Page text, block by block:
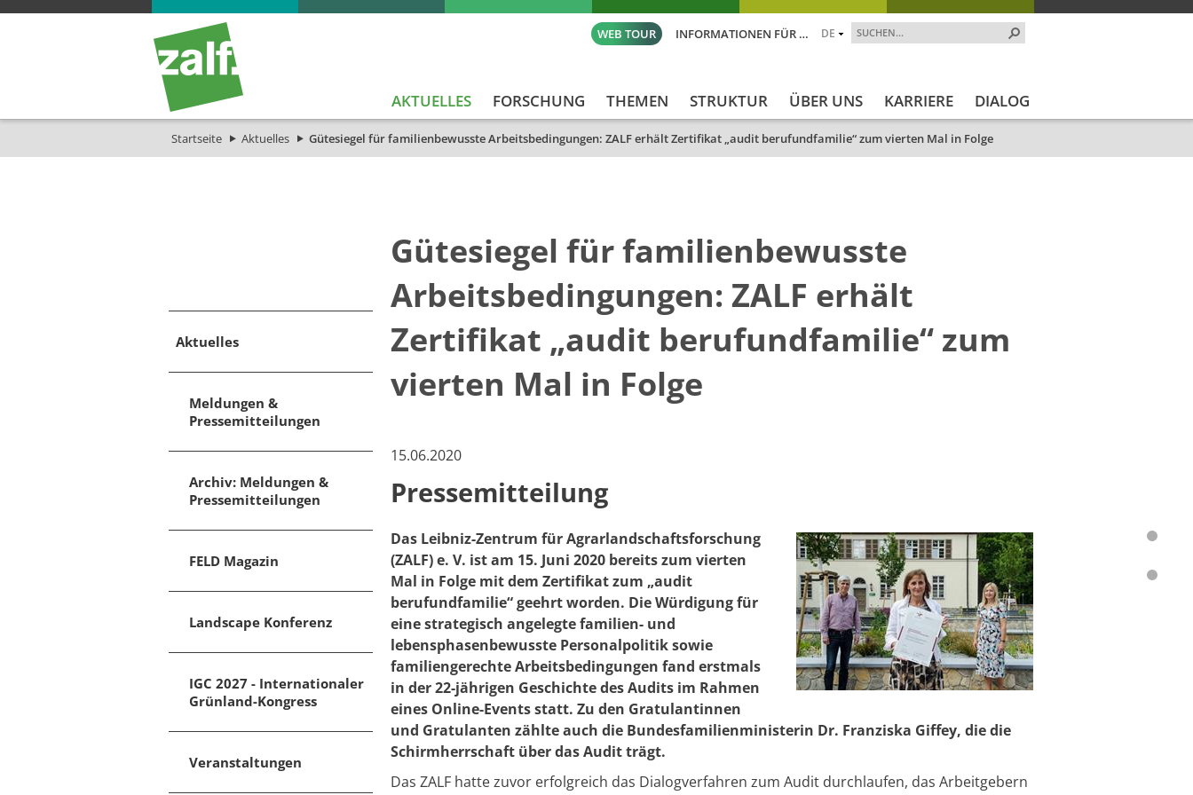
DE
INFORMATIONEN FÜR …
WEB TOUR
AKTUELLES FORSCHUNG THEMEN STRUKTUR ÜBER UNS KARRIERE DIALOG
Startseite Aktuelles Gütesiegel für familienbewusste Arbeitsbedingungen: ZALF erhält Zertifikat „audit berufundfamilie“ zum vierten Mal in Folge
Aktuelles
Meldungen &
Pressemitteilungen
Archiv: Meldungen &
Pressemitteilungen
FELD Magazin
Landscape Konferenz
IGC 2027 - Internationaler
Grünland-Kongress
Veranstaltungen
Gütesiegel für familienbewusste
Arbeitsbedingungen: ZALF erhält
Zertifikat „audit berufundfamilie“ zum
vierten Mal in Folge
15.06.2020
Pressemitteilung
Das Leibniz-Zentrum für Agrarlandschaftsforschung
(ZALF) e. V. ist am 15. Juni 2020 bereits zum vierten
Mal in Folge mit dem Zertifikat zum „audit
berufundfamilie“ geehrt worden. Die Würdigung für
eine strategisch angelegte familien- und
lebensphasenbewusste Personalpolitik sowie
familiengerechte Arbeitsbedingungen fand erstmals
in der 22-jährigen Geschichte des Audits im Rahmen
eines Online-Events statt. Zu den Gratulantinnen
und Gratulanten zählte auch die Bundesfamilienministerin Dr. Franziska Giffey, die die
Schirmherrschaft über das Audit trägt.
Das ZALF hatte zuvor erfolgreich das Dialogverfahren zum Audit durchlaufen, das Arbeitgebern